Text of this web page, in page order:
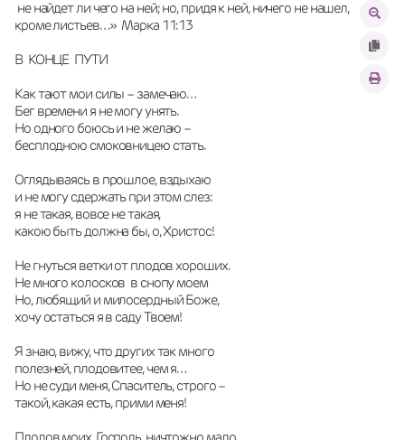
кроме листьев…»  Марка 11:13
В  КОНЦЕ  ПУТИ
Как тают мои силы – замечаю…
Бег времени я не могу унять.
Но одного боюсь и не желаю –
бесплодною смоковницею стать.
Оглядываясь в прошлое, вздыхаю
и не могу сдержать при этом слез:
я не такая, вовсе не такая,
какою быть должна бы, о, Христос!
Не гнуться ветки от плодов хороших.
Не много колосков  в снопу моем
Но, любящий и милосердный Боже,
хочу остаться я в саду Твоем!
Я знаю, вижу, что других так много
полезней, плодовитее, чем я…
Но не суди меня, Спаситель, строго –
такой, какая есть, прими меня!